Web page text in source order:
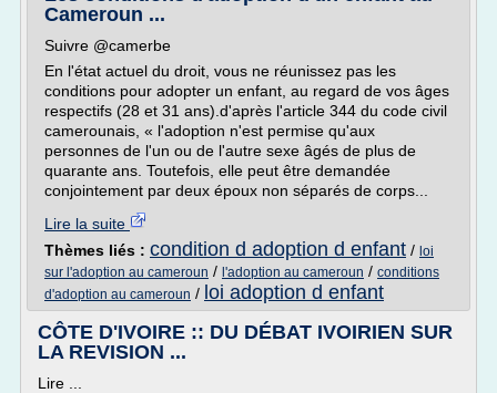
Cameroun ...
Suivre @camerbe
En l'état actuel du droit, vous ne réunissez pas les
conditions pour adopter un enfant, au regard de vos âges
respectifs (28 et 31 ans).d'après l'article 344 du code civil
camerounais, « l'adoption n'est permise qu'aux
personnes de l'un ou de l'autre sexe âgés de plus de
quarante ans. Toutefois, elle peut être demandée
conjointement par deux époux non séparés de corps...
Lire la suite
Thèmes liés : condition d adoption d enfant / loi
sur l'adoption au cameroun / l'adoption au cameroun / conditions
d'adoption au cameroun / loi adoption d enfant
CÔTE D'IVOIRE :: DU DÉBAT IVOIRIEN SUR
LA REVISION ...
Lire ...